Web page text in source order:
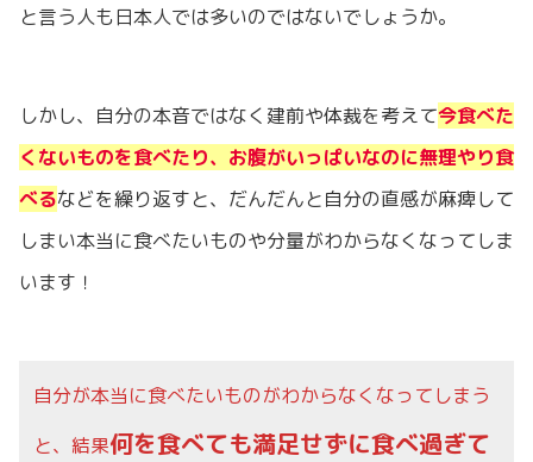
と言う人も日本人では多いのではないでしょうか。
しかし、自分の本音ではなく建前や体裁を考えて今食べた
くないものを食べたり、お腹がいっぱいなのに無理やり食
べるなどを繰り返すと、だんだんと自分の直感が麻痺して
しまい本当に食べたいものや分量がわからなくなってしま
います！
自分が本当に食べたいものがわからなくなってしまう
と、結果何を食べても満足せずに食べ過ぎて